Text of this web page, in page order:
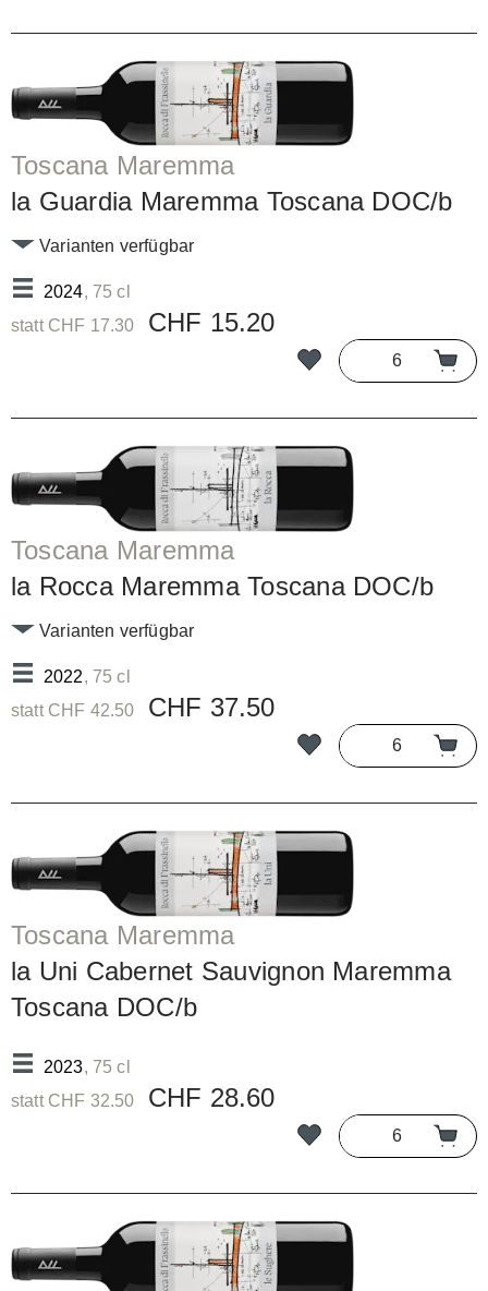
Toscana Maremma
la Guardia Maremma Toscana DOC/b
2024, 75 cl
Varianten verfügbar
statt CHF 17.30 CHF 15.20
Toscana Maremma
la Rocca Maremma Toscana DOC/b
2022, 75 cl
Varianten verfügbar
statt CHF 42.50 CHF 37.50
Toscana Maremma
la Uni Cabernet Sauvignon Maremma
Toscana DOC/b
2023, 75 cl
statt CHF 32.50
CHF 28.60